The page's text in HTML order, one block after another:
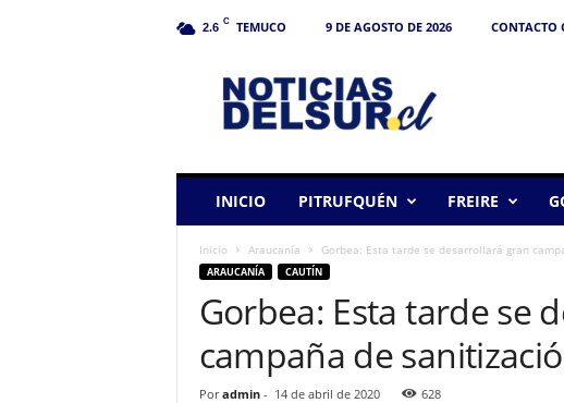
2.6 C TEMUCO 9 DE AGOSTO DE 2026 CONTACTO
INICIO PITRUFQUÉN FREIRE
Inicio Araucanía Gorbea: Esta tarde se desarrollará gran
ARAUCANÍA CAUTÍN
Gorbea: Esta tarde se
campaña de
Por admin- 14 de abril de 2020 628